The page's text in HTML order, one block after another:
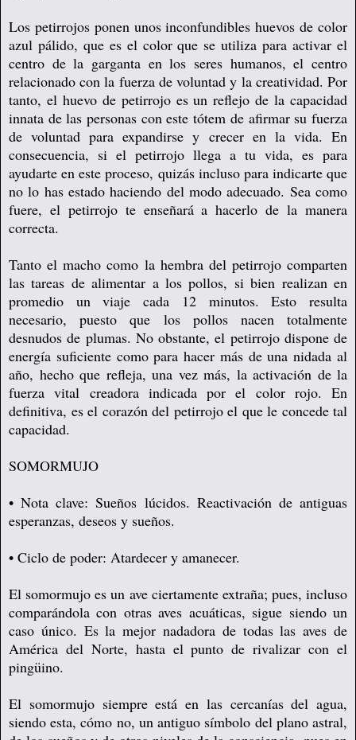
Los petirrojos ponen unos inconfundibles huevos de color
azul pálido, que es el color que se utiliza para activar el
centro de la garganta en los seres humanos, el centro
relacionado con la fuerza de voluntad y la creatividad. Por
tanto, el huevo de petirrojo es un reflejo de la capacidad
innata de las personas con este tótem de afirmar su fuerza
de voluntad para expandirse y crecer en la vida. En
consecuencia, si el petirrojo llega a tu vida, es para
ayudarte en este proceso, quizás incluso para indicarte que
no lo has estado haciendo del modo adecuado. Sea como
fuere, el petirrojo te enseñará a hacerlo de la manera
correcta.
Tanto el macho como la hembra del petirrojo comparten
las tareas de alimentar a los pollos, si bien realizan en
promedio un viaje cada 12 minutos. Esto resulta
necesario, puesto que los pollos nacen totalmente
desnudos de plumas. No obstante, el petirrojo dispone de
energía suficiente como para hacer más de una nidada al
año, hecho que refleja, una vez más, la activación de la
fuerza vital creadora indicada por el color rojo. En
definitiva, es el corazón del petirrojo el que le concede tal
capacidad.
SOMORMUJO
• Nota clave: Sueños lúcidos. Reactivación de antiguas
esperanzas, deseos y sueños.
• Ciclo de poder: Atardecer y amanecer.
El somormujo es un ave ciertamente extraña; pues, incluso
comparándola con otras aves acuáticas, sigue siendo un
caso único. Es la mejor nadadora de todas las aves de
América del Norte, hasta el punto de rivalizar con el
pingüino.
El somormujo siempre está en las cercanías del agua,
siendo esta, cómo no, un antiguo símbolo del plano astral,